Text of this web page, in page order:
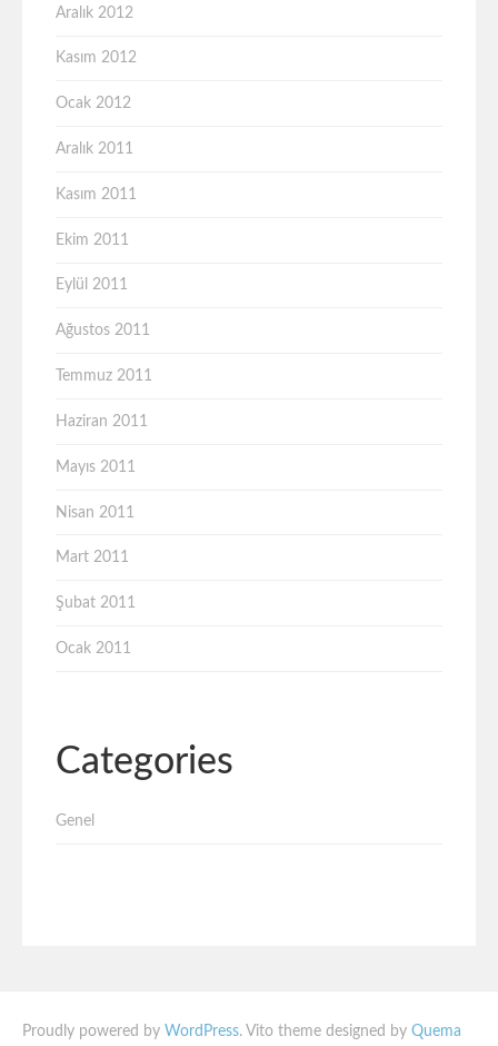
Aralık 2012
Kasım 2012
Ocak 2012
Aralık 2011
Kasım 2011
Ekim 2011
Eylül 2011
Ağustos 2011
Temmuz 2011
Haziran 2011
Mayıs 2011
Nisan 2011
Mart 2011
Şubat 2011
Ocak 2011
Categories
Genel
Proudly powered by WordPress. Vito theme designed by Quema